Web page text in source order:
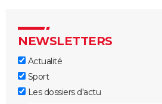
NEWSLETTERS
Actualité
Sport
Les dossiers d'actu